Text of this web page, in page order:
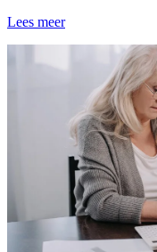
Lees meer